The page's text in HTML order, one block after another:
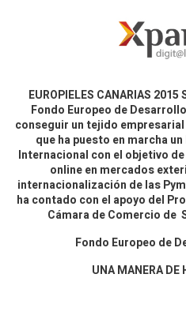
EUROPIELES CANARIAS
Fondo Europeo de
conseguir un tejido
que ha puesto en marcha
Internacional con el objetivo
online en mercados
internacionalización de las
ha contado con el apoyo del
Cámara de Comercio de
Fondo Europeo de
UNA MANERA DE